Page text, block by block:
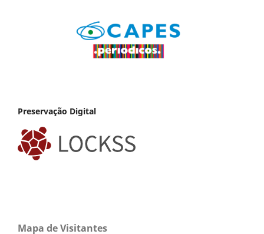
Preservação Digital
Mapa de Visitantes